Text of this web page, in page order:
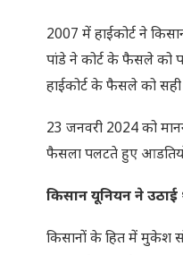
2007 में हाईकोर्ट ने
पांडे ने कोर्ट के फैसले को
हाईकोर्ट के फैसले को सही
23 जनवरी 2024 को
फैसला पलटते हुए आडतियों
किसान यूनियन ने उठाई
किसानों के हित में मुकेश